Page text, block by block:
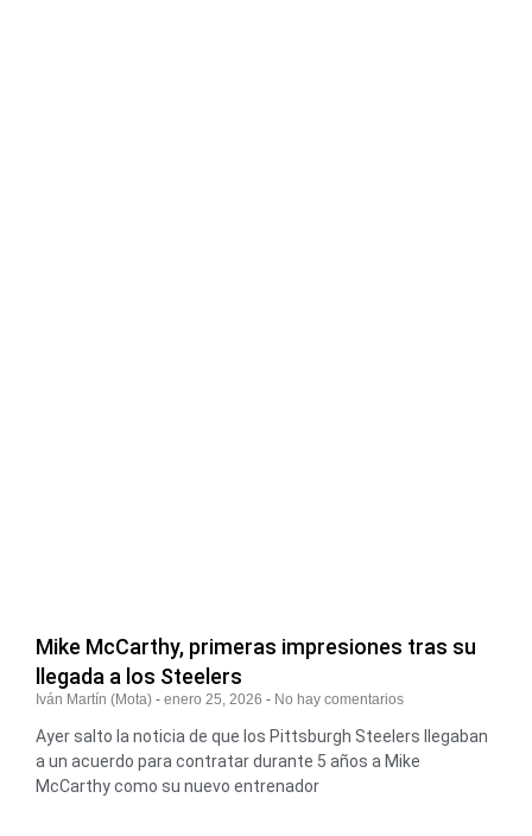
Mike McCarthy, primeras impresiones tras su
llegada a los Steelers
Iván Martín (Mota) enero 25, 2026 No hay comentarios
Ayer salto la noticia de que los Pittsburgh Steelers llegaban
a un acuerdo para contratar durante 5 años a Mike
McCarthy como su nuevo entrenador